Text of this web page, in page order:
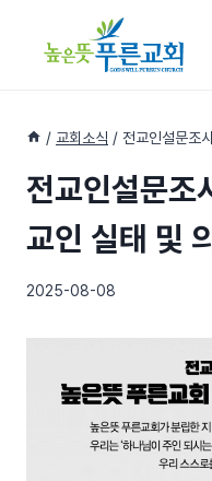
/ 교회소식 / 전교인설문조
전교인설문조
교인 실태 및
2025-08-08